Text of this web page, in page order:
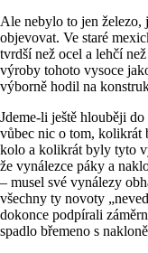
Ale nebylo to jen železo,
objevovat. Ve staré
tvrdší než ocel a lehčí
výroby tohoto vysoce
výborně hodil na
Jdeme-li ještě hlouběji
vůbec nic o tom, kolikrát
kolo a kolikrát byly tyto
že vynálezce páky a
– musel své vynálezy
všechny ty novoty
dokonce podpírali
spadlo břemeno s